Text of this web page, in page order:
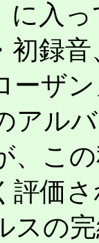
に入
初録
ーザ
アル
、こ
評価
スの